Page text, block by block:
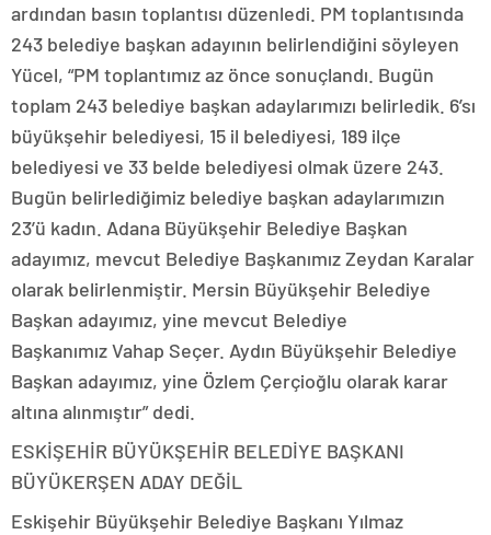
ardından basın toplantısı düzenledi. PM toplantısında
243 belediye başkan adayının belirlendiğini söyleyen
Yücel, “PM toplantımız az önce sonuçlandı. Bugün
toplam 243 belediye başkan adaylarımızı belirledik. 6’sı
büyükşehir belediyesi, 15 il belediyesi, 189 ilçe
belediyesi ve 33 belde belediyesi olmak üzere 243.
Bugün belirlediğimiz belediye başkan adaylarımızın
23’ü kadın. Adana Büyükşehir Belediye Başkan
adayımız, mevcut Belediye Başkanımız Zeydan Karalar
olarak belirlenmiştir. Mersin Büyükşehir Belediye
Başkan adayımız, yine mevcut Belediye
Başkanımız Vahap Seçer. Aydın Büyükşehir Belediye
Başkan adayımız, yine Özlem Çerçioğlu olarak karar
altına alınmıştır” dedi.
ESKİŞEHİR BÜYÜKŞEHİR BELEDİYE BAŞKANI
BÜYÜKERŞEN ADAY DEĞİL
Eskişehir Büyükşehir Belediye Başkanı Yılmaz